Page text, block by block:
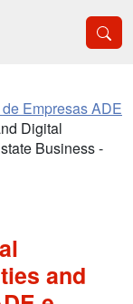
Empresas ADE
Digital
Business -
and